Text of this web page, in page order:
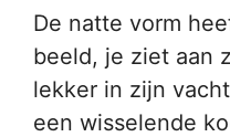
De natte vorm
beeld, je ziet aan
lekker in zijn
een wisselende